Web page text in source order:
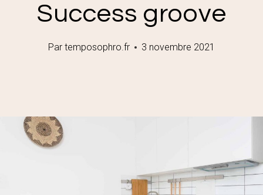
Success groove
Par temposophro.fr 3 novembre 2021